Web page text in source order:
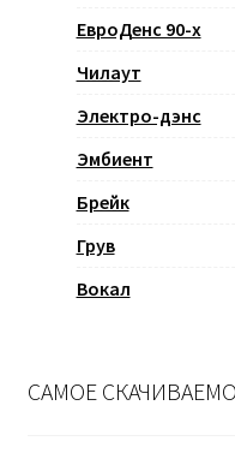
ЕвроДенс 90-х
Чилаут
Электро-дэнс
Эмбиент
Брейк
Грув
Вокал
САМОЕ